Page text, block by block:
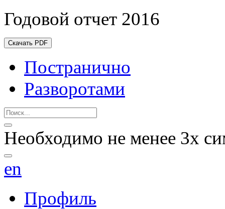
Годовой отчет 2016
Скачать PDF
Постранично
Разворотами
Необходимо не менее 3х
en
Профиль